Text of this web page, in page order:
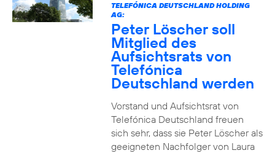
TELEFÓNICA DEUTSCHLAND HOLDING
AG:
Peter Löscher soll
Mitglied des
Aufsichtsrats von
Telefónica
Deutschland werden
Vorstand und Aufsichtsrat von
Telefónica Deutschland freuen
sich sehr, dass sie Peter Löscher als
geeigneten Nachfolger von Laura